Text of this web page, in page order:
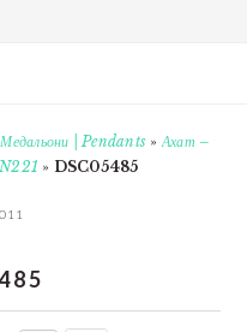
Медальони | Pendants »Ахат –
» DSC05485